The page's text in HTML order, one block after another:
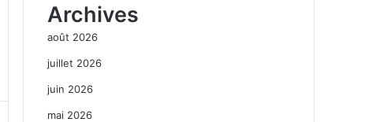
Archives
août 2026
juillet 2026
juin 2026
mai 2026